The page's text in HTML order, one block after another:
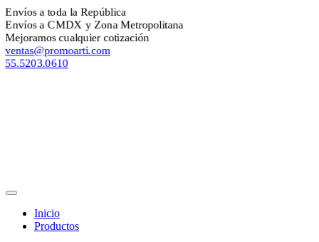
Envíos a toda la República
Envíos a CMDX y Zona Metropolitana
Mejoramos cualquier cotización
ventas@promoarti.com
55.5203.0610
Inicio
Productos